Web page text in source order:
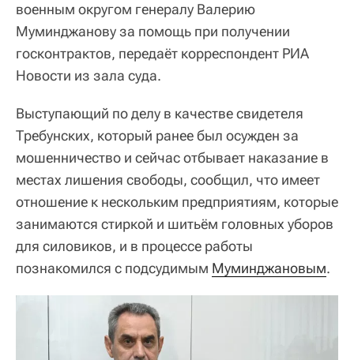
военным округом генералу Валерию
Муминджанову за помощь при получении
госконтрактов, передаёт корреспондент РИА
Новости из зала суда.
Выступающий по делу в качестве свидетеля
Требунских, который ранее был осужден за
мошенничество и сейчас отбывает наказание в
местах лишения свободы, сообщил, что имеет
отношение к нескольким предприятиям, которые
занимаются стиркой и шитьём головных уборов
для силовиков, и в процессе работы
познакомился с подсудимым Муминджановым.